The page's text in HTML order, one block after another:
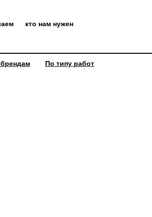
кто нам нужен
По типу работ